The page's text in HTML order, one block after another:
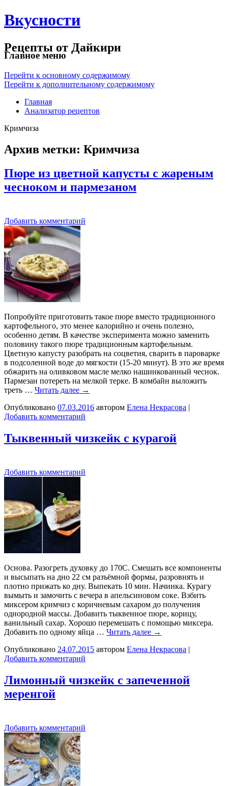
Вкусности
Рецепты от Дайкири
Главное меню
Перейти к основному содержимому
Перейти к дополнительному содержимому
Главная
Анализатор рецептов
Кримчиза
Архив метки: Кримчиза
Пюре из цветной капусты с жареным
чесноком и пармезаном
Добавить комментарий
Попробуйте приготовить такое пюре вместо традиционного
картофельного, это менее калорийно и очень полезно,
особенно детям. В качестве эксперимента можно заменить
половину такого пюре традиционным картофельным.
Цветную капусту разобрать на соцветия, сварить в пароварке
в подсоленной воде до мягкости (15-20 минут). В это же время
обжарить на оливковом масле мелко нашинкованный чеснок.
Пармезан потереть на мелкой терке. В комбайн выложить
треть … Читать далее →
Опубликовано 07.03.2016 автором Елена Некрасова |
Добавить комментарий
Тыквенный чизкейк с курагой
Добавить комментарий
Основа. Разогреть духовку до 170С. Смешать все компоненты
и высыпать на дно 22 см разъёмной формы, разровнять и
плотно прижать ко дну. Выпекать 10 мин. Начинка. Курагу
вымыть и замочить с вечера в апельсиновом соке. Взбить
миксером кримчиз с коричневым сахаром до получения
однородной массы. Добавить тыквенное пюре, корицу,
ванильный сахар. Хорошо перемешать с помощью миксера.
Добавить по одному яйца … Читать далее →
Опубликовано 24.07.2015 автором Елена Некрасова |
Добавить комментарий
Лимонный чизкейк с запеченной
меренгой
Добавить комментарий